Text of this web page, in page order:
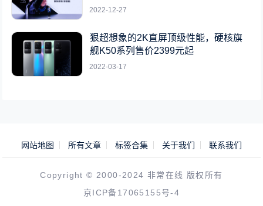
2022-12-27
狠超想象的2K直屏顶级性能，硬核旗
舰K50系列售价2399元起
2022-03-17
网站地图 所有文章 标签合集 关于我们 联系我们
Copyright © 2000-2024 非常在线 版权所有
京ICP备17065155号-4